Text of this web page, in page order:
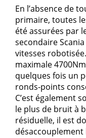
En l’absence de
primaire, toutes
été assurées par
secondaire
vitesses
maximale
quelques fois un
ronds-points
C’est également
le plus de bruit à
résiduelle, il est
désaccouplement